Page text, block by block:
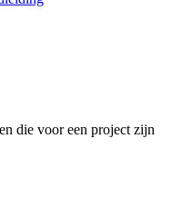
die voor een project zijn